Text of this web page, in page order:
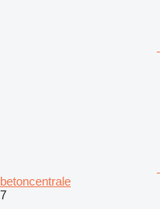
betoncentrale
7